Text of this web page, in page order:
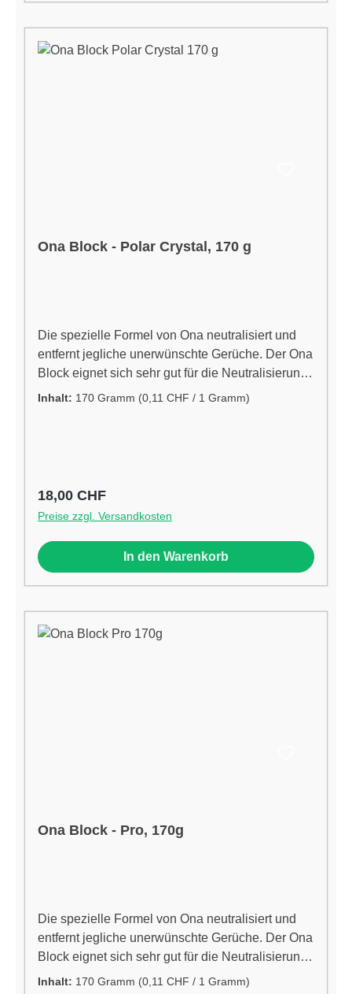
Ona Block - Polar Crystal, 170 g
Die spezielle Formel von Ona neutralisiert und
entfernt jegliche unerwünschte Gerüche. Der Ona
Block eignet sich sehr gut für die Neutralisierung
von unerwünschten Gerüchen von Sporttaschen,
Gerüche entfernt werden müssen für ca. 15
Quadratmeterhttp://onaonline.com
Inhalt: 170 Gramm (0,11 CHF / 1 Gramm)
Regulärer Preis:
18,00 CHF
Preise zzgl. Versandkosten
In den Warenkorb
Ona Block - Pro, 170g
Die spezielle Formel von Ona neutralisiert und
entfernt jegliche unerwünschte Gerüche. Der Ona
Block eignet sich sehr gut für die Neutralisierung
von unerwünschten Gerüchen von Sporttaschen,
Inhalt: 170 Gramm (0,11 CHF / 1 Gramm)